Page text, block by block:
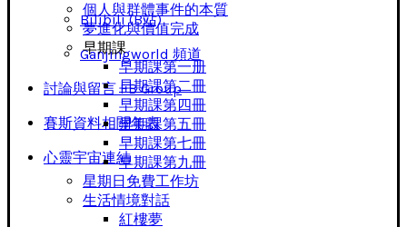
Bilibili (B站)
Ganjingworld 頻道
討論與留言 FB Group
賽斯資料相關年表
心靈宇宙連結
個人與群體事件的本質
夢進化與價值完成
早期課
早期課第一册
早期課第二冊
早期課第四冊
早期課第五冊
早期課第七冊
早期課第九冊
星期日免費工作坊
生活情境對話
紅樓夢